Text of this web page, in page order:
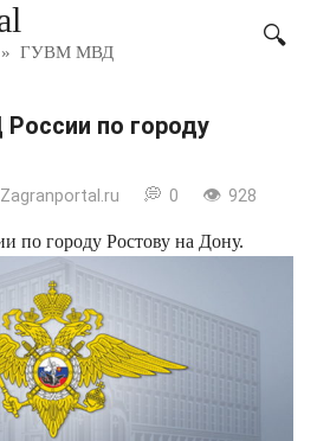
» ГУВМ МВД
по городу
0 928
по городу Ростову на Дону.